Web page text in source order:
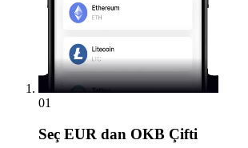
01
Seç EUR dan OKB Çifti